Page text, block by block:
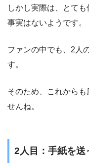
しかし実際は、とて
事実はないようです。
ファンの中でも、2人
す。
そのため、これから
せんね。
2人目：手紙を送